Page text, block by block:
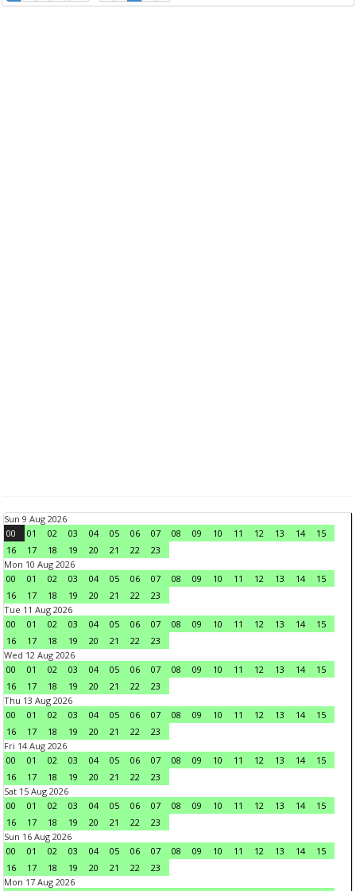
Sun 9 Aug 2026
00
01 02 03 04 05 06 07 08 09 10 11 12 13 14
15
16
17 18 19 20 21 22
23
Mon 10 Aug 2026
00
01 02 03 04 05 06 07 08 09 10 11 12 13 14
15
16
17 18 19 20 21 22
23
Tue 11 Aug 2026
00
01 02 03 04 05 06 07 08 09 10 11 12 13 14
15
16
17 18 19 20 21 22
23
Wed 12 Aug 2026
00
01 02 03 04 05 06 07 08 09 10 11 12 13 14
15
16
17 18 19 20 21 22
23
Thu 13 Aug 2026
00
01 02 03 04 05 06 07 08 09 10 11 12 13 14
15
16
17 18 19 20 21 22
23
Fri 14 Aug 2026
00
01 02 03 04 05 06 07 08 09 10 11 12 13 14
15
16
17 18 19 20 21 22
23
Sat 15 Aug 2026
00
01 02 03 04 05 06 07 08 09 10 11 12 13 14
15
16
17 18 19 20 21 22
23
Sun 16 Aug 2026
00
01 02 03 04 05 06 07 08 09 10 11 12 13 14
15
16
17 18 19 20 21 22
23
Mon 17 Aug 2026